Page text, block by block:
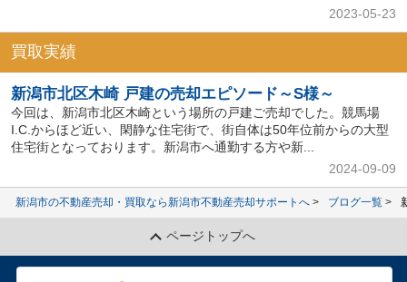
2023-05-23
買取実績
新潟市北区木崎 戸建の売却エピソード～S様～
今回は、新潟市北区木崎という場所の戸建ご売却でした。競馬場
I.C.からほど近い、閑静な住宅街で、街自体は50年位前からの大型
住宅街となっております。新潟市へ通勤する方や新...
2024-09-09
新潟市の不動産売却・買取なら新潟市不動産売却サポートへ ブログ一覧
ページトップへ